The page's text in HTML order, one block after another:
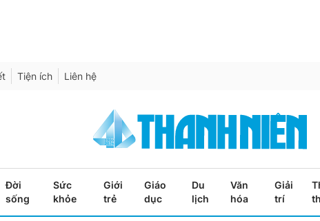
Tiện ích Liên hệ
Đời
sống
Sức
khỏe
Giới
trẻ
Giáo
dục
Du
lịch
Văn
hóa
Giải
trí